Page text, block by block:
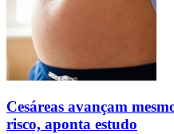
Cesáreas avançam
risco, aponta estudo